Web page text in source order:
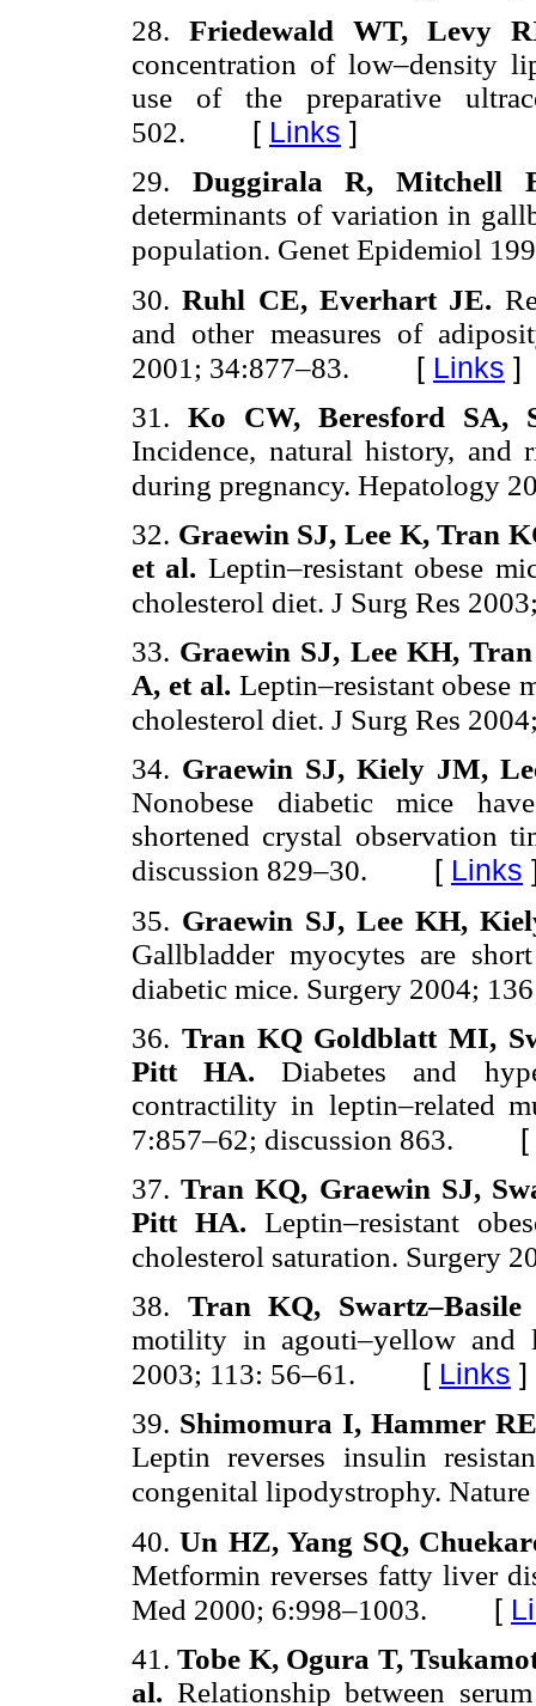
28. Friedewald WT, Levy
concentration of low–density
use of the preparative
502. [ Links ]
29. Duggirala R, Mitchell
determinants of variation in
population. Genet Epidemiol
30. Ruhl CE, Everhart JE.
and other measures of
2001; 34:877–83. [ Links ]
31. Ko CW, Beresford SA,
Incidence, natural history,
during pregnancy. Hepatology
32. Graewin SJ, Lee K, Tran
et al. Leptin–resistant obese
cholesterol diet. J Surg Res
33. Graewin SJ, Lee KH,
A, et al. Leptin–resistant obese
cholesterol diet. J Surg Res
34. Graewin SJ, Kiely JM,
Nonobese diabetic mice
shortened crystal observation
discussion 829–30. [ Links
35. Graewin SJ, Lee KH,
Gallbladder myocytes are
diabetic mice. Surgery 2004;
36. Tran KQ Goldblatt MI,
Pitt HA.Diabetes and
contractility in leptin–related
7:857–62; discussion 863. [
37. Tran KQ, Graewin SJ,
Pitt HA. Leptin–resistant
cholesterol saturation. Surgery
38. Tran KQ,
motility in agouti–yellow and
2003; 113: 56–61. [ Links ]
39. Shimomura I, Hammer
Leptin reverses insulin
congenital lipodystrophy.
40. Un HZ, Yang SQ,
Metformin reverses fatty liver
Med 2000; 6:998–1003. [
41. Tobe K, Ogura T,
al. Relationship between